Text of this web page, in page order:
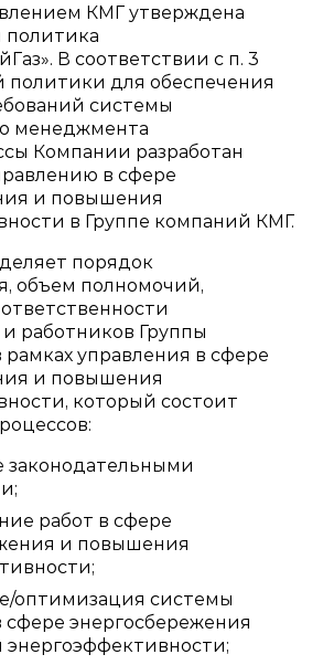
КМГ утверждена
политика
В соответствии с п. 3
политики для обеспечения
системы
менеджмента
Компании разработан
в сфере
и повышения
в Группе компаний КМГ.
порядок
объем полномочий,
работников Группы
управления в сфере
и повышения
который состоит
законодательными
работ в сфере
и повышения
оптимизация системы
сфере энергосбережения